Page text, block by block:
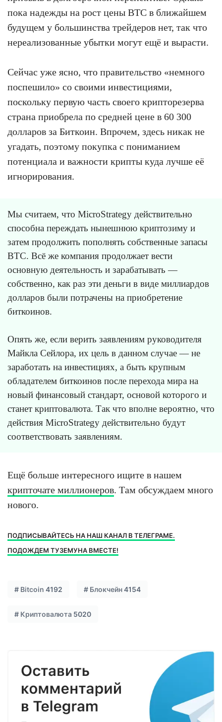
пока надежды на рост цены BTC в ближайшем
будущем у большинства трейдеров нет, так что
нереализованные убытки могут ещё и вырасти.
Сейчас уже ясно, что правительство «немного
поспешило» со своими инвестициями,
поскольку первую часть своего крипторезерва
страна приобрела по средней цене в 60 300
долларов за Биткоин. Впрочем, здесь никак не
угадать, поэтому покупка с пониманием
потенциала и важности крипты куда лучше её
игнорирования.
Мы считаем, что MicroStrategy действительно
способна переждать нынешнюю криптозиму и
затем продолжить пополнять собственные запасы
BTC. Всё же компания продолжает вести
основную деятельность и зарабатывать —
собственно, как раз эти деньги в виде миллиардов
долларов были потрачены на приобретение
биткоинов.
Опять же, если верить заявлениям руководителя
Майкла Сейлора, их цель в данном случае — не
заработать на инвестициях, а быть крупным
обладателем биткоинов после перехода мира на
новый финансовый стандарт, основой которого и
станет криптовалюта. Так что вполне вероятно, что
действия MicroStrategy действительно будут
соответствовать заявлениям.
Ещё больше интересного ищите в нашем
крипточате миллионеров. Там обсуждаем много
нового.
ПОДПИСЫВАЙТЕСЬ НА НАШ КАНАЛ В ТЕЛЕГРАМЕ.
ПОДОЖДЕМ ТУЗЕМУНА ВМЕСТЕ!
# Bitcoin 4192 # Блокчейн4154
# Криптовалюта 5020